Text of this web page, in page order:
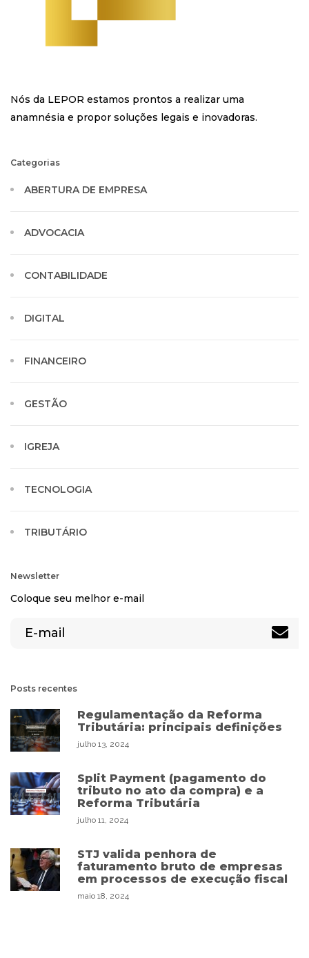
Nós da LEPOR estamos prontos a realizar uma
anamnésia e propor soluções legais e inovadoras.
Categorias
ABERTURA DE EMPRESA
ADVOCACIA
CONTABILIDADE
DIGITAL
FINANCEIRO
GESTÃO
IGREJA
TECNOLOGIA
TRIBUTÁRIO
Newsletter
Coloque seu melhor e-mail
Posts recentes
Regulamentação da Reforma
Tributária: principais definições
julho 13, 2024
Split Payment (pagamento do
tributo no ato da compra) e a
Reforma Tributária
julho 11, 2024
STJ valida penhora de
faturamento bruto de empresas
em processos de execução fiscal
maio 18, 2024